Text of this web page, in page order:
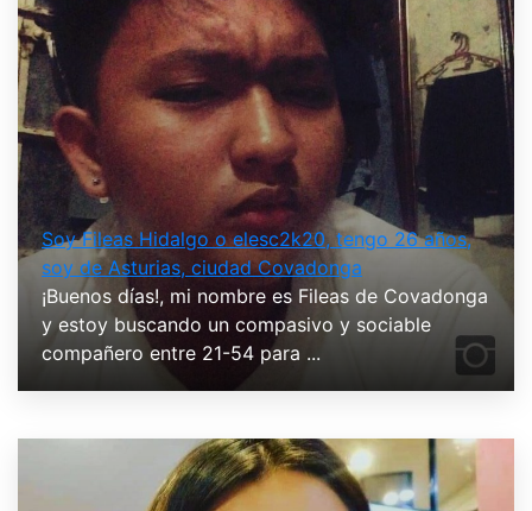
Soy Fileas Hidalgo o elesc2k20, tengo 26 años,
soy de Asturias, ciudad Covadonga
¡Buenos días!, mi nombre es Fileas de Covadonga
y estoy buscando un compasivo y sociable
compañero entre 21-54 para ...